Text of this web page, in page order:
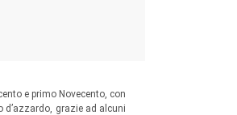
e primo Novecento, con
d’azzardo, grazie ad alcuni